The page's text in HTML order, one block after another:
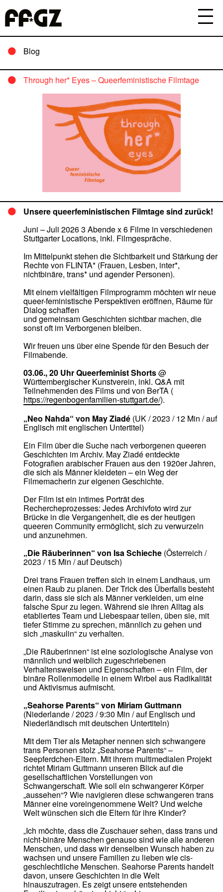
Blog
Through her* Eyes – Queerfeministische Filmtage
Unsere queerfeministischen Filmtage sind zurück!
Juni – Juli 2026 3 Abende x 6 Filme in verschiedenen
Stuttgarter Locations, inkl. Filmgespräche.
Im Mittelpunkt stehen die Sichtbarkeit und Stärkung der
Rechte von FLINTA* (Frauen, Lesben, inter*,
nichtbinäre, trans* und agender Personen).
Mit einem vielfältigen Filmprogramm möchten wir neue
queer-feministische Perspektiven eröffnen, Räume für
Dialog schaffen
und gemeinsam Geschichten sichtbar machen, die
sonst oft im Verborgenen bleiben.
Wir freuen uns über eine Spende für den Besuch der
Filmabende.
03.06., 20 Uhr Queerfeminist Shorts@
Württembergischer Kunstverein, inkl. Q&A mit
Teilnehmenden des Films und von BerTA (
https://regenbogenfamilien-stuttgart.de/).
„Neo Nahda“ von May Ziadé (UK / 2023 / 12 Min / auf
Englisch mit englischen Untertitel)
Ein Film über die Suche nach verborgenen queeren
Geschichten im Archiv. May Ziadé entdeckte
Fotografien arabischer Frauen aus den 1920er Jahren,
die sich als Männer kleideten – ein Weg der
Filmemacherin zur eigenen Geschichte.
Der Film ist ein intimes Porträt des
Rechercheprozesses: Jedes Archivfoto wird zur
Brücke in die Vergangenheit, die es der heutigen
queeren Community ermöglicht, sich zu verwurzeln
und anzunehmen.
„Die Räuberinnen“ von Isa Schieche (Österreich /
2023 / 15 Min / auf Deutsch)
Drei trans Frauen treffen sich in einem Landhaus, um
einen Raub zu planen. Der Trick des Überfalls besteht
darin, dass sie sich als Männer verkleiden, um eine
falsche Spur zu legen. Während sie ihren Alltag als
etabliertes Team und Liebespaar teilen, üben sie, mit
tiefer Stimme zu sprechen, männlich zu gehen und
sich „maskulin“ zu verhalten.
„Die Räuberinnen“ ist eine soziologische Analyse von
männlich und weiblich zugeschriebenen
Verhaltensweisen und Eigenschaften – ein Film, der
binäre Rollenmodelle in einem Wirbel aus Radikalität
und Aktivismus aufmischt.
„Seahorse Parents“ von Miriam Guttmann
(Niederlande / 2023 / 9:30 Min / auf Englisch und
Niederländisch mit deutschen Untertiteln)
Mit dem Tier als Metapher nennen sich schwangere
trans Personen stolz „Seahorse Parents“ –
Seepferdchen-Eltern. Mit ihrem multimedialen Projekt
richtet Miriam Guttmann unseren Blick auf die
gesellschaftlichen Vorstellungen von
Schwangerschaft. Wie soll ein schwangerer Körper
„aussehen“? Wie navigieren diese schwangeren trans
Männer eine voreingenommene Welt? Und welche
Welt wünschen sich die Eltern für ihre Kinder?
„Ich möchte, dass die Zuschauer sehen, dass trans und
nicht-binäre Menschen genauso sind wie alle anderen
Menschen, und dass wir denselben Wunsch haben zu
wachsen und unsere Familien zu lieben wie cis-
geschlechtliche Menschen. Seahorse Parents handelt
davon, unsere Geschichten in die Welt
hinauszutragen. Es zeigt unsere entstehenden